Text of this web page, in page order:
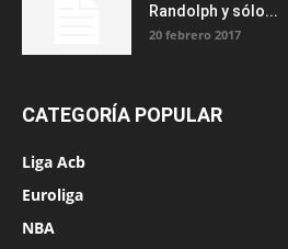
Randolph y sólo...
20 febrero 2017
CATEGORÍA POPULAR
Liga Acb
Euroliga
NBA